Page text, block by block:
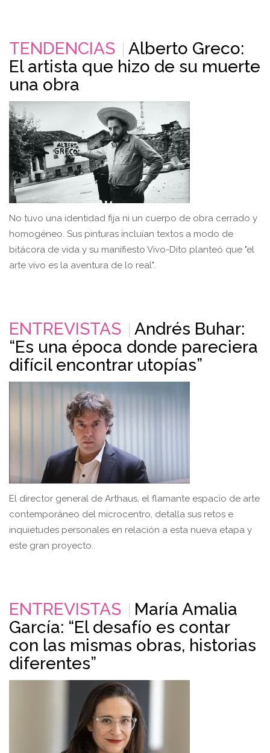
TENDENCIAS
Alberto Greco:
El artista que hizo de su muerte
una obra
No tuvo una identidad fija ni un cuerpo de obra cerrado y
homogéneo. Sus pinturas incluían textos a modo de
bitácora de vida y su manifiesto Vivo-Dito planteó que "el
arte vivo es la aventura de lo real".
ENTREVISTAS
Andrés Buhar:
“Es una época donde pareciera
difícil encontrar utopías”
El director general de Arthaus, el flamante espacio de arte
contemporáneo del microcentro, detalla sus retos e
inquietudes personales en relación a esta nueva etapa y
este gran proyecto.
ENTREVISTAS
María Amalia
García: “El desafío es contar
con las mismas obras, historias
diferentes”